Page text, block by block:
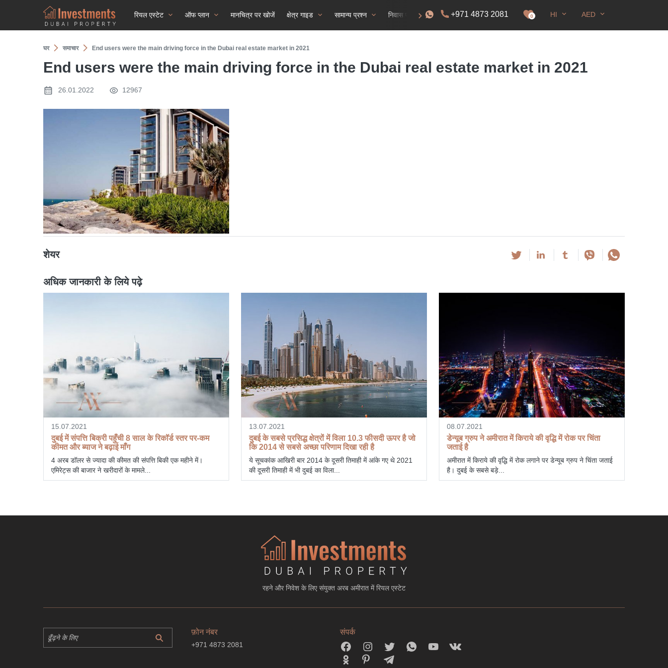
रियल एस्टेट ऑफ प्लान मानचित्र पर खोजें क्षेत्र गाइड सामान्य प्रश्न निवास परमिट प्राप्त करना+971 4873 2081 0 HI AED
घर समाचार End users were the main driving force in the Dubai real estate market in 2021
End users were the main driving force in the Dubai real estate market in 2021
26.01.2022 12967
शेयर
अधिक जानकारी के लिये पढ़े
15.07.2021
दुबई में संपत्ति बिक्री पहुँची 8 साल के रिकॉर्ड स्तर पर-कम
कीमत और ब्याज ने बढ़ाई माँग
4 अरब डॉलर से ज्यादा की कीमत की संपत्ति बिकी एक महीने में।
एमिरेट्स की बाजार ने खरीदारों के मामले...
13.07.2021
दुबई के सबसे प्रसिद्ध क्षेत्रों में विला 10.3 फीसदी ऊपर है जो
कि 2014 से सबसे अच्छा परिणाम दिखा रही है
ये सूचकांक आखिरी बार 2014 के दूसरी तिमाही में आंके गए थे 2021
की दूसरी तिमाही में भी दुबई का विला...
08.07.2021
डेन्यूब ग्रुप ने अमीरात में किराये की वृद्धि में रोक पर चिंता
जताई है
अमीरात में किराये की वृद्धि में रोक लगाने पर डेन्यूब ग्रुप ने चिंता जताई
है। दुबई के सबसे बड़े...
रहने और निवेश के लिए संयुक्त अरब अमीरात में रियल एस्टेट
फ़ोन नंबर
+971 4873 2081
संपर्क